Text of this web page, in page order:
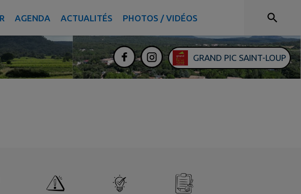
AGENDA ACTUALITÉS PHOTOS / VIDÉOS
GRAND PIC SAINT-LOUP